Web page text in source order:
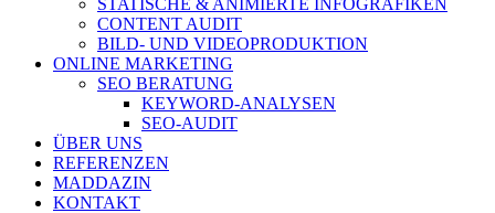
STATISCHE & ANIMIERTE INFOGRAFIKEN
CONTENT AUDIT
BILD- UND VIDEOPRODUKTION
ONLINE MARKETING
SEO BERATUNG
KEYWORD-ANALYSEN
SEO-AUDIT
ÜBER UNS
REFERENZEN
MADDAZIN
KONTAKT